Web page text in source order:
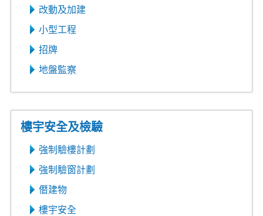
改動及加建
小型工程
招牌
地盤監察
樓宇安全及檢驗
強制驗樓計劃
強制驗窗計劃
僭建物
樓宇安全